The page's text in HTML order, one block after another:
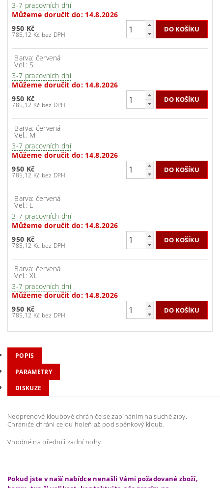
3-7 pracovních dní
Můžeme doručit do: 14.8.2026
950 Kč
785,12 Kč bez DPH
Barva: červená
Vel.: S
3-7 pracovních dní
Můžeme doručit do: 14.8.2026
950 Kč
785,12 Kč bez DPH
Barva: červená
Vel.: M
3-7 pracovních dní
Můžeme doručit do: 14.8.2026
950 Kč
785,12 Kč bez DPH
Barva: červená
Vel.: L
3-7 pracovních dní
Můžeme doručit do: 14.8.2026
950 Kč
785,12 Kč bez DPH
Barva: červená
Vel.: XL
3-7 pracovních dní
Můžeme doručit do: 14.8.2026
950 Kč
785,12 Kč bez DPH
POPIS
PARAMETRY
DISKUZE
Neoprenové kloubové chrániče se zapínáním na suché zipy.
Chrániče chrání celou holeň až pod spěnkový kloub.
Vhodné na přední i zadní nohy.
Pokud jste v naší nabídce nenašli Vámi požadované zboží,